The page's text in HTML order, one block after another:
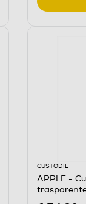
CUSTODIE
APPLE -